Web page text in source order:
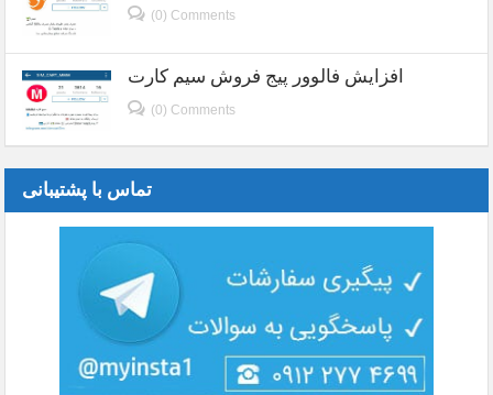
(0) Comments
افزایش فالوور پیج فروش سیم کارت
(0) Comments
تماس با پشتیبانی